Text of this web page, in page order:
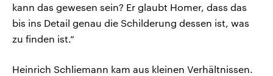
kann das gewesen sein? Er glaubt Homer, dass das
bis ins Detail genau die Schilderung dessen ist, was
zu finden ist.“
Heinrich Schliemann kam aus kleinen Verhältnissen.